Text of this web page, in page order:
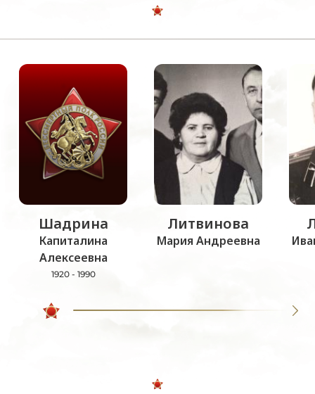
Шадрина
Капиталина
Алексеевна
1920 - 1990
Литвинова
Мария Андреевна